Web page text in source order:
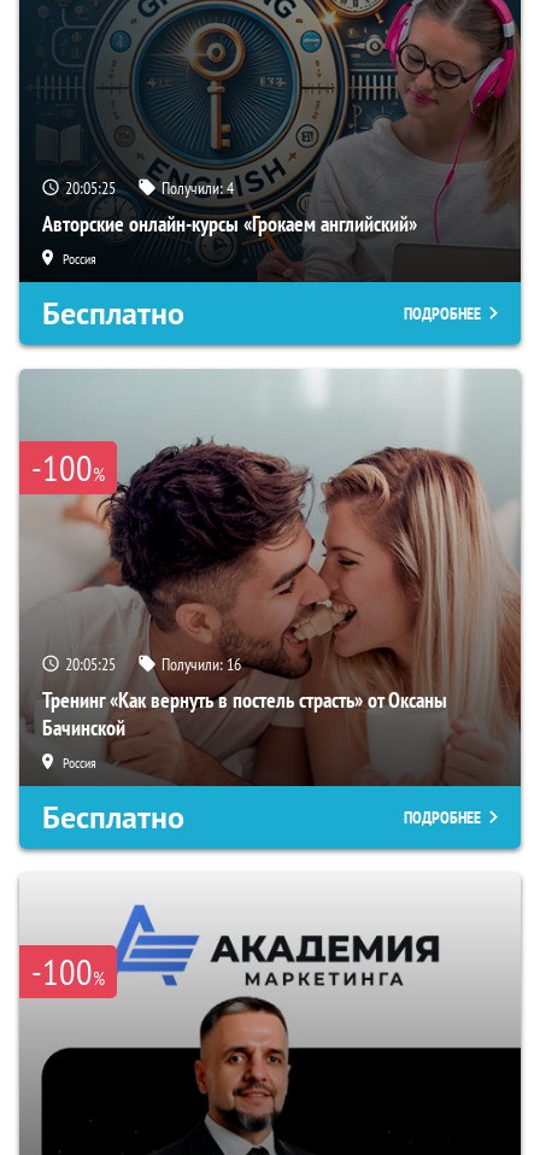
20:05:24 Получили:4
Авторские онлайн-курсы «Грокаем английский»
Россия
Бесплатно ПОДРОБНЕЕ
-100%
20:05:24 Получили:16
Тренинг «Как вернуть в постель страсть» от Оксаны
Бачинской
Россия
Бесплатно ПОДРОБНЕЕ
-100%